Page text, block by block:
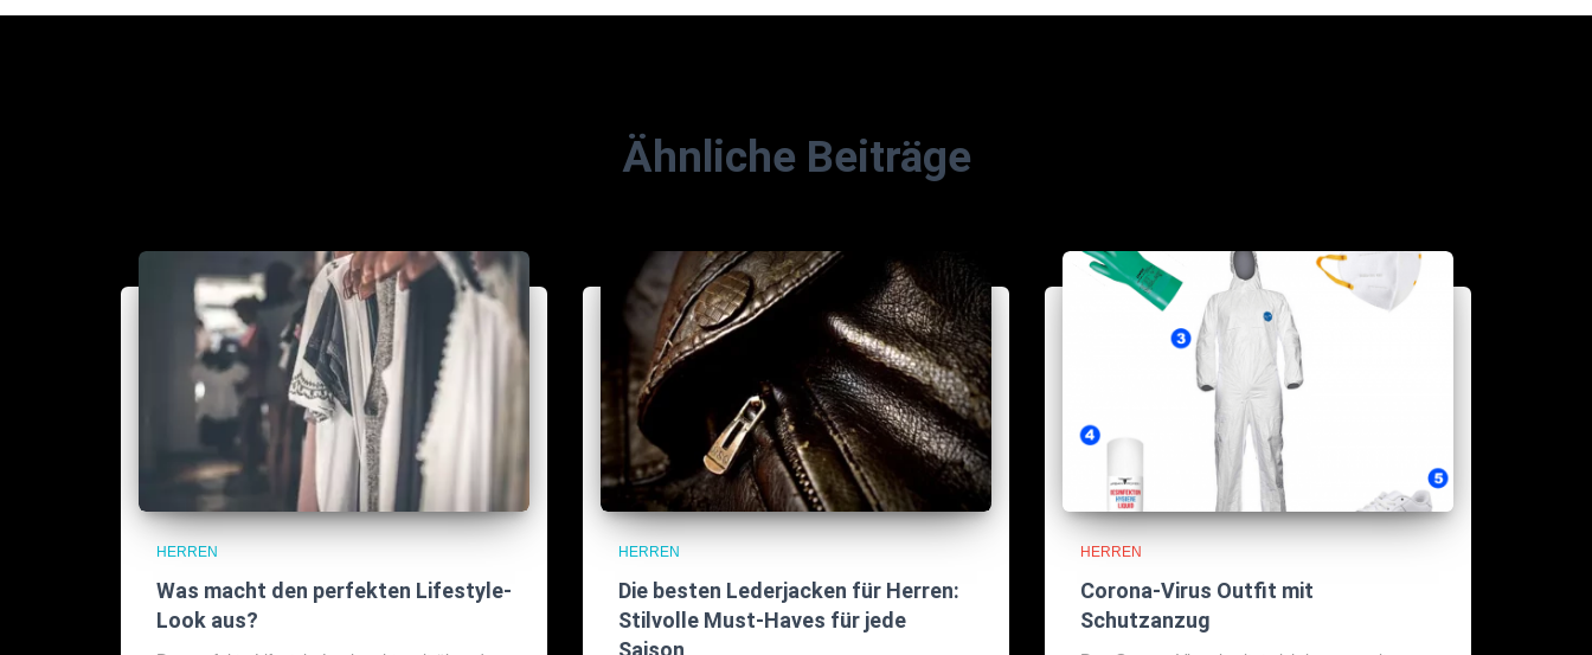
Ähnliche Beiträge
HERREN
Was macht den perfekten Lifestyle-
Look aus?
HERREN
Die besten Lederjacken für Herren:
Stilvolle Must-Haves für jede
Saison
HERREN
Corona-Virus Outfit mit
Schutzanzug